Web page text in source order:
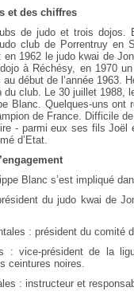
et des chiffres
de judo et trois dojos.
club de Porrentruy en
1962 le judo kwai de
à Réchésy, en 1970
début de l’année 1963.
club. Le 30 juillet 1988,
Blanc. Quelques-uns ont
de France. Difficile
- parmi eux ses fils
d’Etat.
Blanc s’est impliqué
du judo kwai de
: président du comité
: vice-président de la
ceintures noires.
: instructeur et